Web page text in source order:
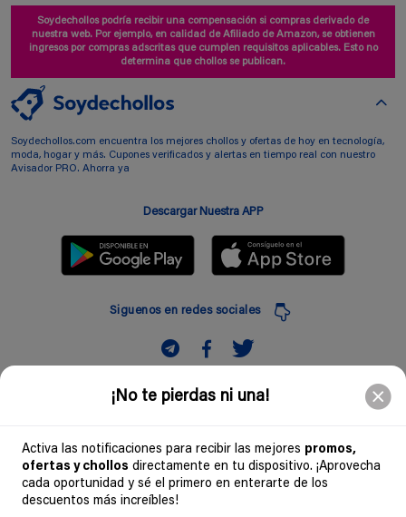
¡No te pierdas ni una!
Activa las notificaciones para recibir las mejores promos,
ofertas y chollos directamente en tu dispositivo. ¡Aprovecha
cada oportunidad y sé el primero en enterarte de los
descuentos más increíbles!
Soydechollos podría recibir una compensación si compras derivado de
nuestra web. Por ejemplo, en calidad de Afiliado de Amazon, se obtienen
ingresos por compras adscritas que cumplen requisitos aplicables. Esto no
determina que chollos se publican.
Soydechollos.com encuentra los mejores chollos y ofertas de hoy en tecnología,
moda, hogar y más. Cupones verificados y alertas en tiempo real con nuestro
Avisador PRO. Ahorra ya
Descargar Nuestra APP
Siguenos en redes sociales
Suscribir
Comunidad